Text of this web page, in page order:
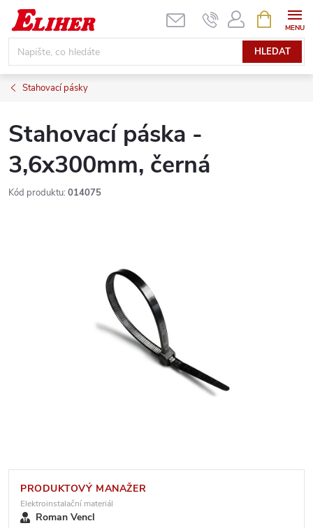
Přejít
obsah
HLEDAT
NÁKUPNÍ
KOŠÍK
Stahovací pásky
Stahovací páska -
3,6x300mm, černá
Kód produktu: 014075
PRODUKTOVÝ MANAŽER
Elektroinstalační materiál
Roman Vencl